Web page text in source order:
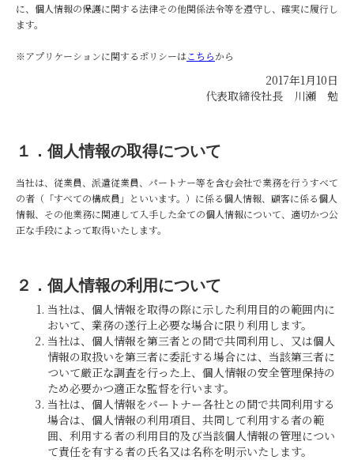
に、個人情報の保護に関する法律その他関係法令等を遵守し、確実に履行し
ます。
※アプリケーションに関するポリシーはこちらから
2017年1月10日
代表取締役社長 川瀬 勉
１．個人情報の取得について
当社は、従業員、派遣従業員、パートナー等を含む会社で業務を行うすべて
の者（「すべての構成員」といいます。）に係る個人情報、顧客に係る個人
情報、その他業務に関連して入手した全ての個人情報について、適切かつ公
正な手段によって取得いたします。
２．個人情報の利用について
当社は、個人情報を取得の際に示した利用目的の範囲内に
おいて、業務の遂行上必要な場合に限り利用します。
当社は、個人情報を第三者との間で共同利用し、又は個人
情報の取扱いを第三者に委託する場合には、当該第三者に
ついて厳正な調査を行った上、個人情報の安全管理保持の
ため必要かつ適正な監督を行います。
当社は、個人情報をパートナー各社との間で共同利用する
場合は、個人情報の利用項目、共同して利用する者の範
囲、利用する者の利用目的及び当該個人情報の管理につい
て責任を有する者の氏名又は名称を明示いたします。